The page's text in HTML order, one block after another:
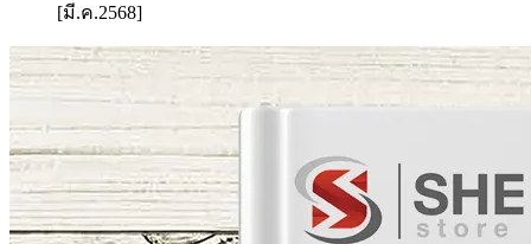
[มี.ค.2568]